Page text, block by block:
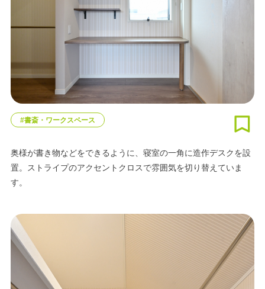
#書斎・ワークスペース
奥様が書き物などをできるように、寝室の一角に造作デスクを設
置。ストライプのアクセントクロスで雰囲気を切り替えていま
す。